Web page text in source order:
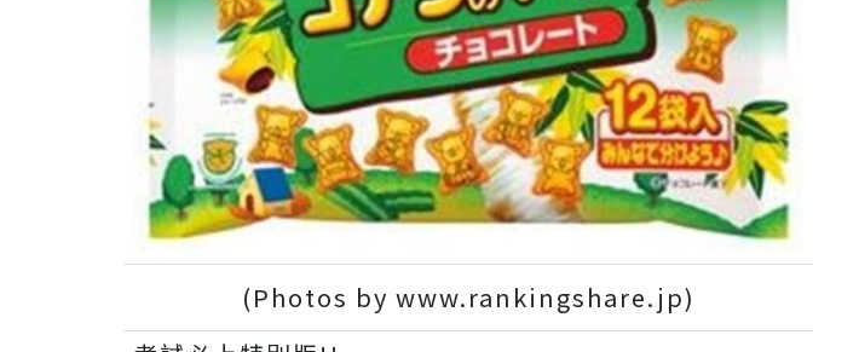
(Photos by www.rankingshare.jp)